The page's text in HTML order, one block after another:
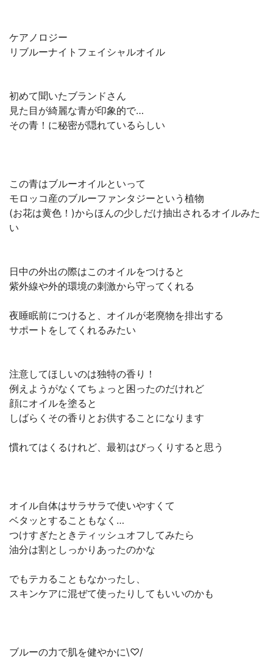
ケアノロジー
リブルーナイトフェイシャルオイル
初めて聞いたブランドさん
見た目が綺麗な青が印象的で…
その青！に秘密が隠れているらしい
この青はブルーオイルといって
モロッコ産のブルーファンタジーという植物
(お花は黄色！)からほんの少しだけ抽出されるオイルみた
い
日中の外出の際はこのオイルをつけると
紫外線や外的環境の刺激から守ってくれる
夜睡眠前につけると、オイルが老廃物を排出する
サポートをしてくれるみたい
注意してほしいのは独特の香り！
例えようがなくてちょっと困ったのだけれど
顔にオイルを塗ると
しばらくその香りとお供することになります
慣れてはくるけれど、最初はびっくりすると思う
オイル自体はサラサラで使いやすくて
ベタッとすることもなく…
つけすぎたときティッシュオフしてみたら
油分は割としっかりあったのかな
でもテカることもなかったし、
スキンケアに混ぜて使ったりしてもいいのかも
ブルーの力で肌を健やかに\♡/